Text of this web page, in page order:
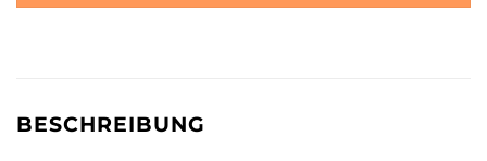
BESCHREIBUNG